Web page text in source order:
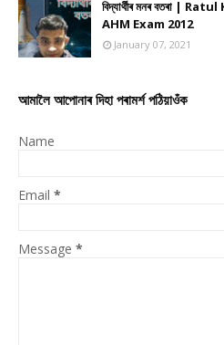
বিদ্যাৰ্থীৰ মনৰ বতৰা |
AHM Exam 2012
January 07, 2021
আমালৈ আপোনাৰ দিহা পৰামৰ্শ পঠিয়াওঁক
Name
Email *
Message *